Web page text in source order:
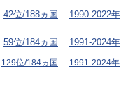
42位/188ヵ国 1990-2022年
59位/184ヵ国 1991-2024年
129位/184ヵ国 1991-2024年